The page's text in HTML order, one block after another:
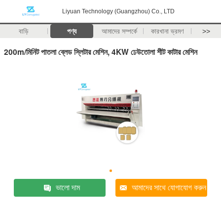
Liyuan Technology (Guangzhou) Co., LTD
বাড়ি পণ্য আমাদের সম্পর্কে কারখানা ভ্রমণ >>
200m/মিনিট পাতলা ব্লেড স্লিটার মেশিন, 4KW ঢেউতোলা শীট কাটার মেশিন
ভালো দাম আমাদের সাথে যোগাযোগ করুন